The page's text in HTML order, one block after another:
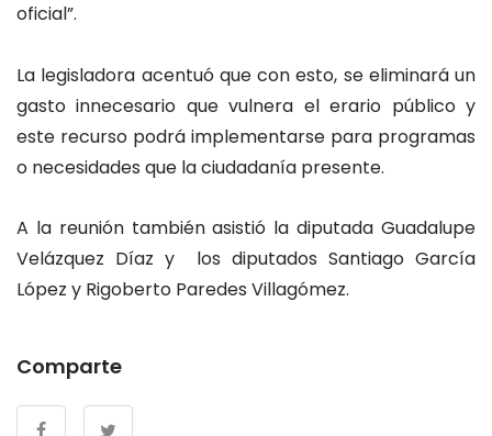
oficial”.
La legisladora acentuó que con esto, se eliminará un
gasto innecesario que vulnera el erario público y
este recurso podrá implementarse para programas
o necesidades que la ciudadanía presente.
A la reunión también asistió la diputada Guadalupe
Velázquez Díaz y los diputados Santiago García
López y Rigoberto Paredes Villagómez.
Comparte